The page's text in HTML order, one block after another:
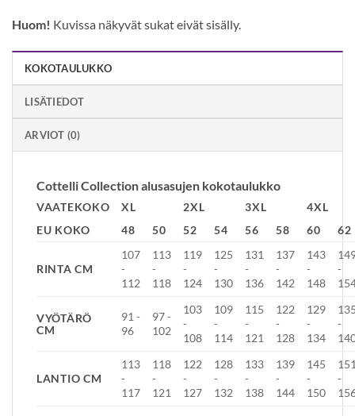
Huom! Kuvissa näkyvät sukat eivät sisälly.
KOKOTAULUKKO
LISÄTIEDOT
ARVIOT (0)
Cottelli Collection alusasujen kokotaulukko
VAATEKOKO XL 2XL 3XL
4XL
EU KOKO
48 50 52 54 56 58 60 62
RINTA CM
107
-
112
113
-
118
119
-
124
125
-
130
131
-
136
137
-
142
143
-
148
-
VYÖTÄRÖ
CM
91 -
96
97 -
102
103
-
108
109
-
114
115
-
121
122
-
128
129
-
134
-
LANTIO CM
113
-
117
118
-
121
122
-
127
128
-
132
133
-
138
139
-
144
145
-
150
-